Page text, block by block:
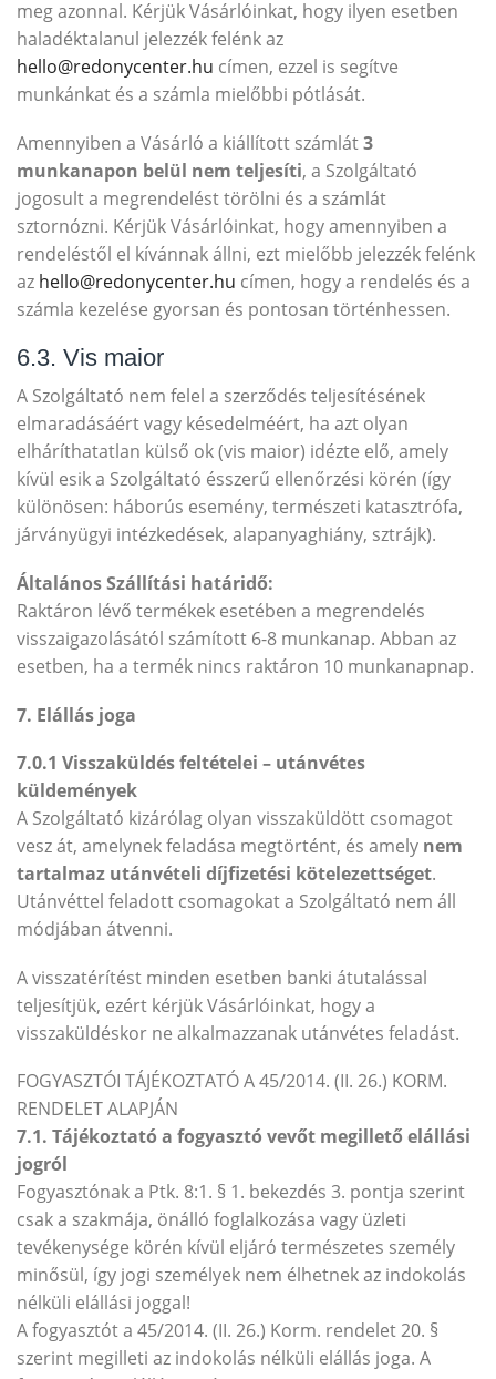
meg azonnal. Kérjük Vásárlóinkat, hogy ilyen esetben
haladéktalanul jelezzék felénk az
hello@redonycenter.hu címen, ezzel is segítve
munkánkat és a számla mielőbbi pótlását.
Amennyiben a Vásárló a kiállított számlát3
munkanapon belül nem teljesíti, a Szolgáltató
jogosult a megrendelést törölni és a számlát
sztornózni. Kérjük Vásárlóinkat, hogy amennyiben a
rendeléstől el kívánnak állni, ezt mielőbb jelezzék felénk
az hello@redonycenter.hu címen, hogy a rendelés és a
számla kezelése gyorsan és pontosan történhessen.
6.3. Vis maior
A Szolgáltató nem felel a szerződés teljesítésének
elmaradásáért vagy késedelméért, ha azt olyan
elháríthatatlan külső ok (vis maior) idézte elő, amely
kívül esik a Szolgáltató ésszerű ellenőrzési körén (így
különösen: háborús esemény, természeti katasztrófa,
járványügyi intézkedések, alapanyaghiány, sztrájk).
Általános Szállítási határidő:
Raktáron lévő termékek esetében a megrendelés
visszaigazolásától számított 6-8 munkanap. Abban az
esetben, ha a termék nincs raktáron 10 munkanapnap.
7. Elállás joga
7.0.1 Visszaküldés feltételei – utánvétes
küldemények
A Szolgáltató kizárólag olyan visszaküldött csomagot
vesz át, amelynek feladása megtörtént, és amely nem
tartalmaz utánvételi díjfizetési kötelezettséget.
Utánvéttel feladott csomagokat a Szolgáltató nem áll
módjában átvenni.
A visszatérítést minden esetben banki átutalással
teljesítjük, ezért kérjük Vásárlóinkat, hogy a
visszaküldéskor ne alkalmazzanak utánvétes feladást.
FOGYASZTÓI TÁJÉKOZTATÓ A 45/2014. (II. 26.) KORM.
RENDELET ALAPJÁN
7.1. Tájékoztató a fogyasztó vevőt megillető elállási
jogról
Fogyasztónak a Ptk. 8:1. § 1. bekezdés 3. pontja szerint
csak a szakmája, önálló foglalkozása vagy üzleti
tevékenysége körén kívül eljáró természetes személy
minősül, így jogi személyek nem élhetnek az indokolás
nélküli elállási joggal!
A fogyasztót a 45/2014. (II. 26.) Korm. rendelet 20. §
szerint megilleti az indokolás nélküli elállás joga. A